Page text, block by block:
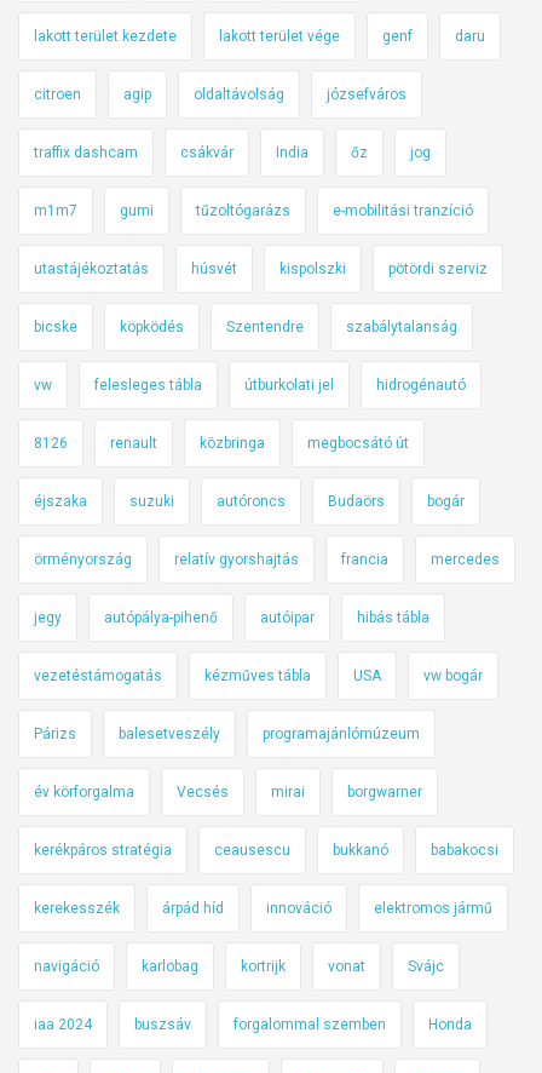
lakott terület kezdete lakott terület vége genf daru
citroen agip oldaltávolság józsefváros
traffix dashcam csákvár India őz jog
m1m7 gumi tűzoltógarázs e-mobilitási tranzíció
utastájékoztatás húsvét kispolszki pötördi szerviz
bicske köpködés Szentendre szabálytalanság
vw felesleges tábla útburkolati jel hidrogénautó
8126 renault közbringa megbocsátó út
éjszaka suzuki autóroncs Budaörs bogár
örményország relatív gyorshajtás francia mercedes
jegy autópálya-pihenő autóipar hibás tábla
vezetéstámogatás kézműves tábla USA vw bogár
Párizs balesetveszély programajánlómúzeum
év körforgalma Vecsés mirai borgwarner
kerékpáros stratégia ceausescu bukkanó babakocsi
kerekesszék árpád híd innováció elektromos jármű
navigáció karlobag kortrijk vonat Svájc
iaa 2024 buszsáv forgalommal szemben Honda